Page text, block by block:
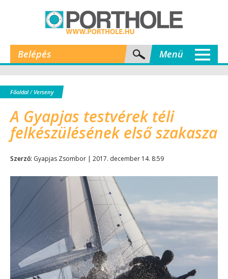
Belépés Menü
Főoldal/ Verseny
A Gyapjas testvérek téli
felkészülésének első szakasza
Szerző: Gyapjas Zsombor | 2017. december 14. 8:59